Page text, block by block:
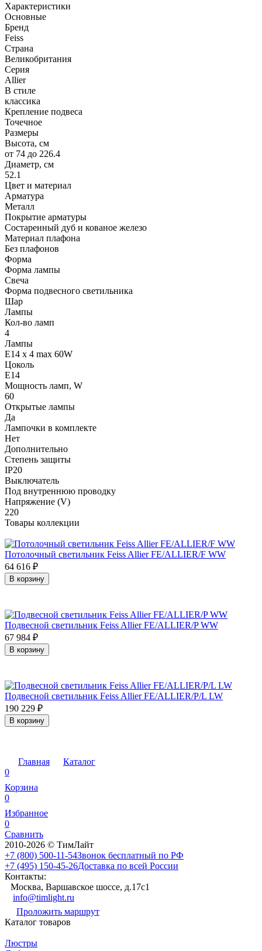
Характеристики
Основные
Бренд
Feiss
Страна
Великобритания
Серия
Allier
В стиле
классика
Крепление подвеса
Точечное
Размеры
Высота, см
от 74 до 226.4
Диаметр, см
52.1
Цвет и материал
Арматура
Металл
Покрытие арматуры
Состаренный дуб и кованое железо
Материал плафона
Без плафонов
Форма
Форма лампы
Свеча
Форма подвесного светильника
Шар
Лампы
Кол-во ламп
4
Лампы
E14 x 4 max 60W
Цоколь
E14
Мощность ламп, W
60
Открытые лампы
Да
Лампочки в комплекте
Нет
Дополнительно
Степень защиты
IP20
Выключатель
Под внутреннюю проводку
Напряжение (V)
220
Товары коллекции
Потолочный светильник Feiss Allier FE/ALLIER/F WW
64 616 ₽
В корзину
Подвесной светильник Feiss Allier FE/ALLIER/P WW
67 984 ₽
В корзину
Подвесной светильник Feiss Allier FE/ALLIER/P/L LW
190 229 ₽
В корзину
Главная
Каталог
0
Корзина
0
Избранное
0
Сравнить
2010-2026 © ТимЛайт
+7 (800) 500-11-54Звонок бесплатный по РФ
+7 (495) 150-45-26Доставка по всей России
Контакты:
Москва, Варшавское шоссе, д.17c1
info@timlight.ru
Проложить маршрут
Каталог товаров
Люстры